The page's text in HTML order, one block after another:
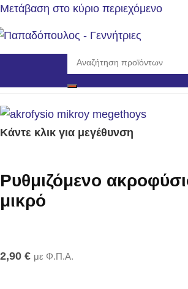
Μετάβαση στο κύριο περιεχόμενο
Αρχική σελίδα/Εργαλεία/Πότισμα
Κάντε κλικ για μεγέθυνση
Ρυθμιζόμενο
μικρό
2,90 € με Φ.Π.Α.